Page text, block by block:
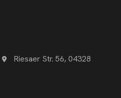
Riesaer Str. 56, 04328